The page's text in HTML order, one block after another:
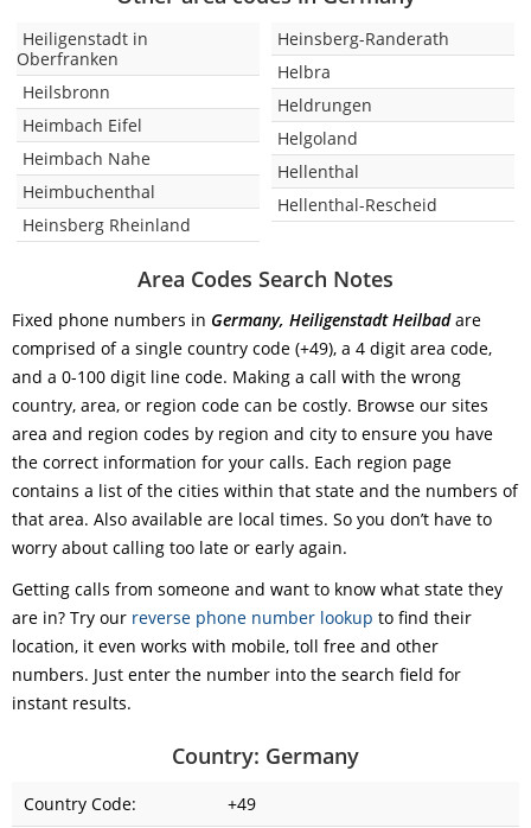
Heiligenstadt in
Oberfranken
Heilsbronn
Heimbach Eifel
Heimbach Nahe
Heimbuchenthal
Heinsberg Rheinland
Heinsberg-Randerath
Helbra
Heldrungen
Helgoland
Hellenthal
Hellenthal-Rescheid
Area Codes Search Notes
Fixed phone numbers in Germany, Heiligenstadt Heilbadare
comprised of a single country code (+49), a 4 digit area code,
and a 0-100 digit line code. Making a call with the wrong
country, area, or region code can be costly. Browse our sites
area and region codes by region and city to ensure you have
the correct information for your calls. Each region page
contains a list of the cities within that state and the numbers of
that area. Also available are local times. So you don’t have to
worry about calling too late or early again.
Getting calls from someone and want to know what state they
are in? Try our reverse phone number lookup to find their
location, it even works with mobile, toll free and other
numbers. Just enter the number into the search field for
instant results.
Country: Germany
Country Code:
+49